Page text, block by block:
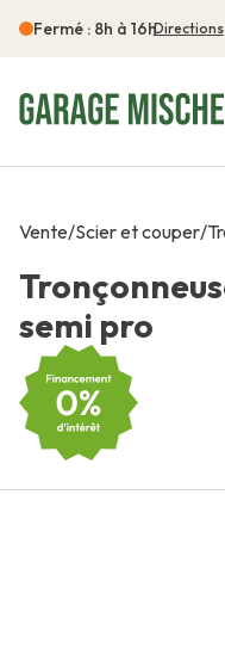
Fermé : 8h à 16hDirections
Vente/Scier et couper/
semi pro